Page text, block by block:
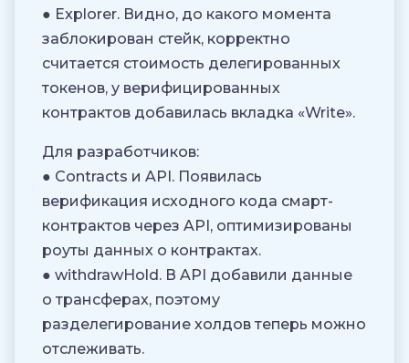
● Explorer. Видно, до какого момента
заблокирован стейк, корректно
считается стоимость делегированных
токенов, у верифицированных
контрактов добавилась вкладка «Write».
Для разработчиков:
● Contracts и API. Появилась
верификация исходного кода смарт-
контрактов через API, оптимизированы
роуты данных о контрактах.
● withdrawHold. В API добавили данные
о трансферах, поэтому
разделегирование холдов теперь можно
отслеживать.